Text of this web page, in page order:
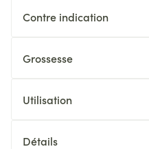
Contre indication
Grossesse
Utilisation
Détails